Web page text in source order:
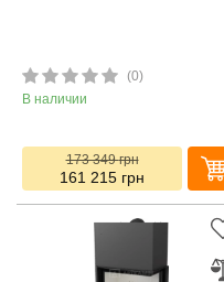
(0)
В наличии
173 349грн
161 215 грн